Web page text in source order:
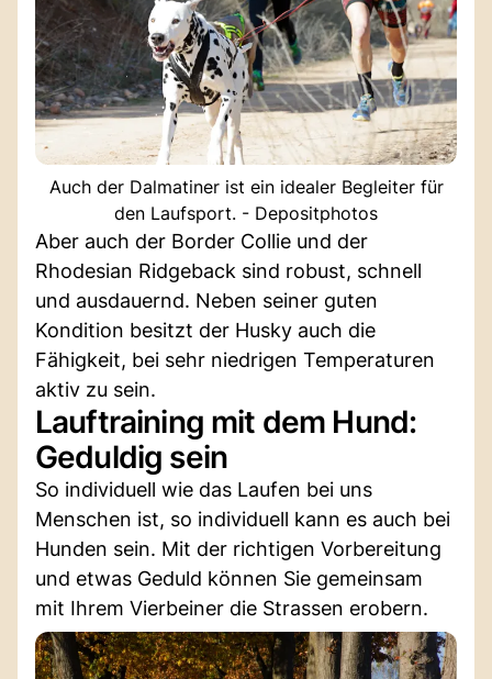
Auch der Dalmatiner ist ein idealer Begleiter für
den Laufsport. - Depositphotos
Aber auch der Border Collie und der
Rhodesian Ridgeback sind robust, schnell
und ausdauernd. Neben seiner guten
Kondition besitzt der Husky auch die
Fähigkeit, bei sehr niedrigen Temperaturen
aktiv zu sein.
Lauftraining mit dem Hund:
Geduldig sein
So individuell wie das Laufen bei uns
Menschen ist, so individuell kann es auch bei
Hunden sein. Mit der richtigen Vorbereitung
und etwas Geduld können Sie gemeinsam
mit Ihrem Vierbeiner die Strassen erobern.